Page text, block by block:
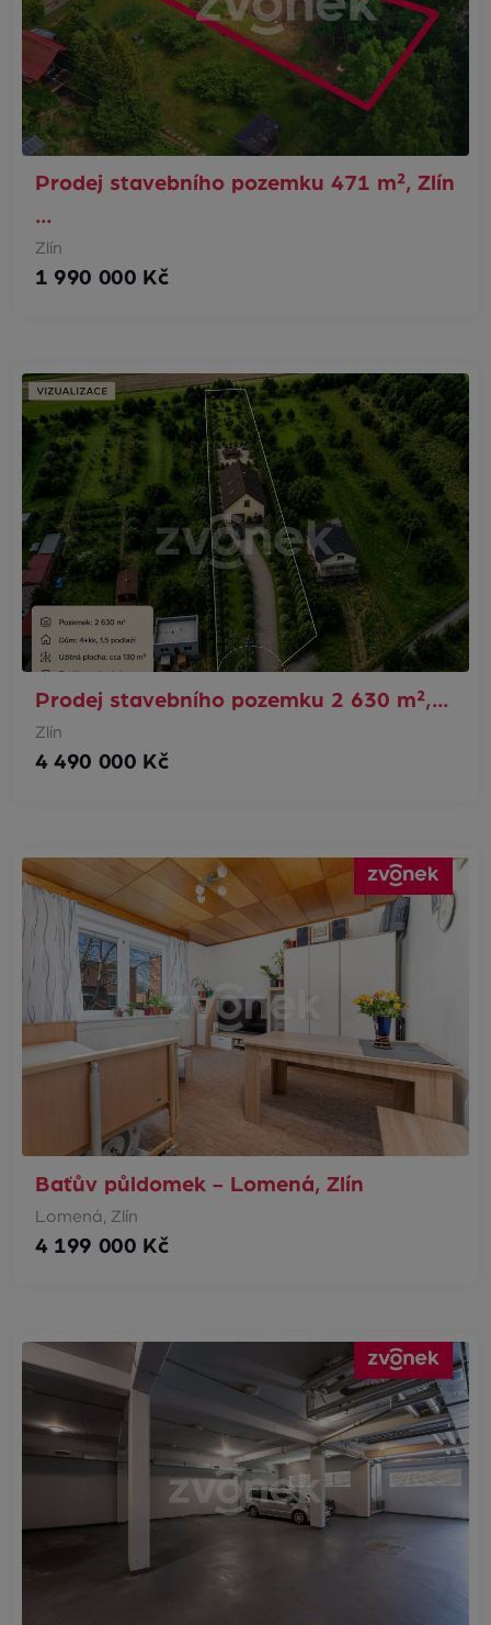
Prodej stavebního pozemku 471 m², Zlín
…
Zlín
1 990 000 Kč
Prodej stavebního pozemku 2 630 m²,…
Zlín
4 490 000 Kč
Baťův půldomek - Lomená, Zlín
Lomená, Zlín
4 199 000 Kč